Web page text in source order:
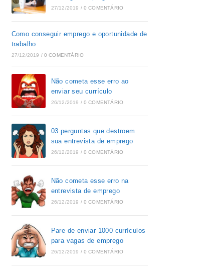
27/12/2019 / 0 COMENTÁRIO
Como conseguir emprego e oportunidade de
trabalho
27/12/2019 / 0 COMENTÁRIO
Não cometa esse erro ao
enviar seu currículo
26/12/2019 / 0 COMENTÁRIO
03 perguntas que destroem
sua entrevista de emprego
26/12/2019 / 0 COMENTÁRIO
Não cometa esse erro na
entrevista de emprego
26/12/2019 / 0 COMENTÁRIO
Pare de enviar 1000 currículos
para vagas de emprego
26/12/2019 / 0 COMENTÁRIO